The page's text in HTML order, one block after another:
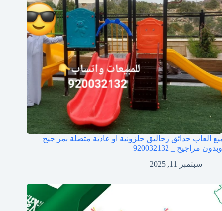
بيع العاب حدائق زحاليق حلزونية او عادية متصلة بمراجيح
وبدون مراجيح _ 920032132
سبتمبر 11, 2025